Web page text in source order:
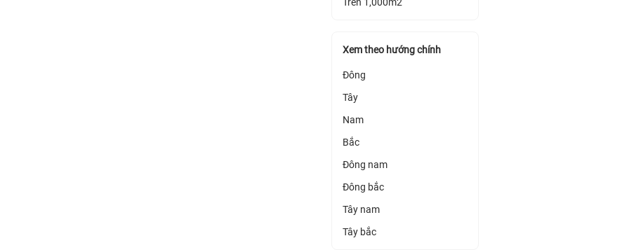
Xem theo hướng chính
Đông
Tây
Nam
Bắc
Đông nam
Đông bắc
Tây nam
Tây bắc